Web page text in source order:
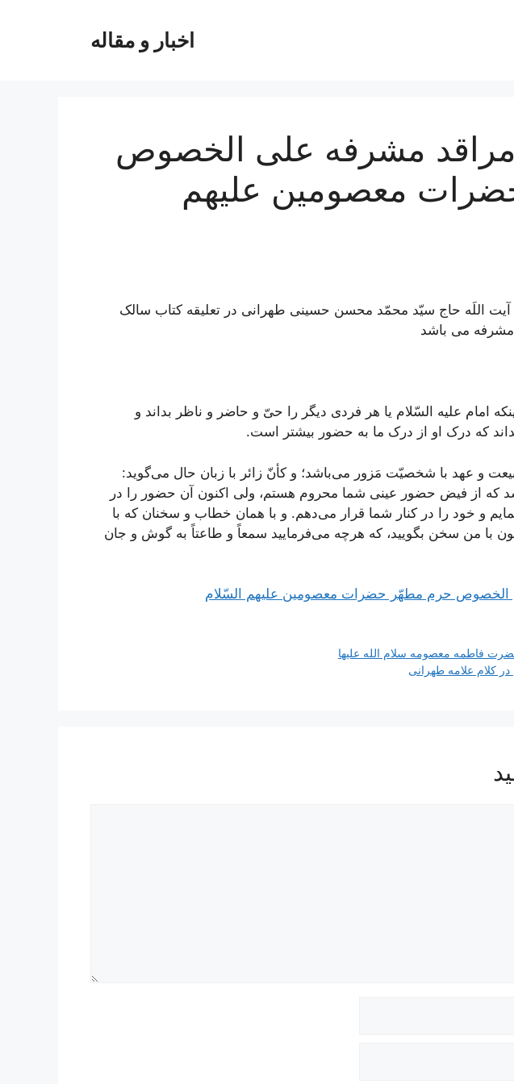
اخبار و مقاله
مراقد مشرفه علی الخصوص
معصومین علیهم
اللَه حاج سیّد محمّد محسن حسینی طهرانی در تعلیقه کتاب سالک
مشرفه می باشد
امام علیه السّلام یا هر فردی دیگر را حیّ و حاضر و ناظر بداند و
که درک او از درک ما به حضور بیشتر است.
بیعت و عهد با شخصیّت مَزور می‌باشد؛ و کأنّ زائر با زبان حال می‌گوید:
که از فیض حضور عینی شما محروم هستم، ولی اکنون آن حضور را در
و خود را در کنار شما قرار می‌دهم. و با همان خطاب و سخنان که با
با من سخن بگویید، که هرچه می‌فرمایید سمعاً و طاعتاً به گوش و جان
الخصوص حرم مطهّر حضرات معصومین علیهم السّلام
فاطمه معصومه سلام الله عليها
کلام علامه طهرانی